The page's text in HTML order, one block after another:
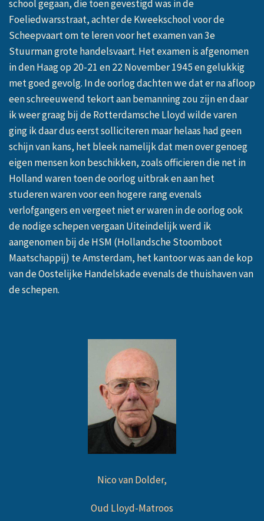
school gegaan, die toen gevestigd was in de
Foeliedwarsstraat, achter de Kweekschool voor de
Scheepvaart om te leren voor het examen van 3e
Stuurman grote handelsvaart. Het examen is afgenomen
in den Haag op 20-21 en 22 November 1945 en gelukkig
met goed gevolg. In de oorlog dachten we dat er na afloop
een schreeuwend tekort aan bemanning zou zijn en daar
ik weer graag bij de Rotterdamsche Lloyd wilde varen
ging ik daar dus eerst solliciteren maar helaas had geen
schijn van kans, het bleek namelijk dat men over genoeg
eigen mensen kon beschikken, zoals officieren die net in
Holland waren toen de oorlog uitbrak en aan het
studeren waren voor een hogere rang evenals
verlofgangers en vergeet niet er waren in de oorlog ook
de nodige schepen vergaan Uiteindelijk werd ik
aangenomen bij de HSM (Hollandsche Stoomboot
Maatschappij) te Amsterdam, het kantoor was aan de kop
van de Oostelijke Handelskade evenals de thuishaven van
de schepen.
Nico van Dolder,
Oud Lloyd-Matroos